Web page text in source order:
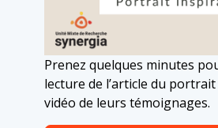
Prenez quelques minutes
lecture de l’article du
vidéo de leurs témoignages.